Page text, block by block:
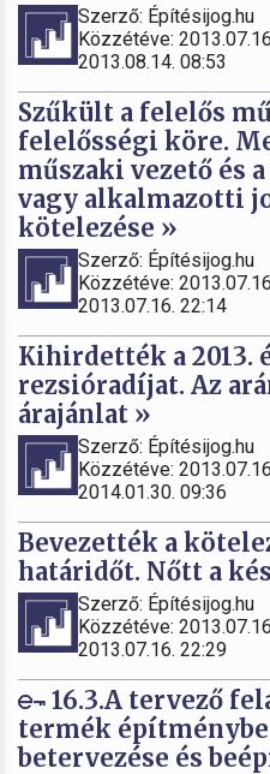
Szerző: Építésijog.hu
Közzétéve:
2013.08.14. 08:53
Szűkült a felelős
felelősségi köre.
műszaki vezető és
vagy alkalmazotti
kötelezése »
Szerző: Építésijog.hu
Közzétéve:
2013.07.16. 22:14
Kihirdették a 2013.
rezsióradíjat. Az
árajánlat »
Szerző: Építésijog.hu
Közzétéve:
2014.01.30. 09:36
Bevezették a
határidőt. Nőtt a
Szerző: Építésijog.hu
Közzétéve:
2013.07.16. 22:29
16.3.A tervező
termék
betervezése és